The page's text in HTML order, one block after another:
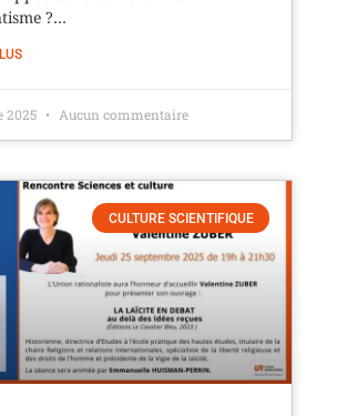
?…
2025 Aucun commentaire
CULTURE SCIENTIFIQUE